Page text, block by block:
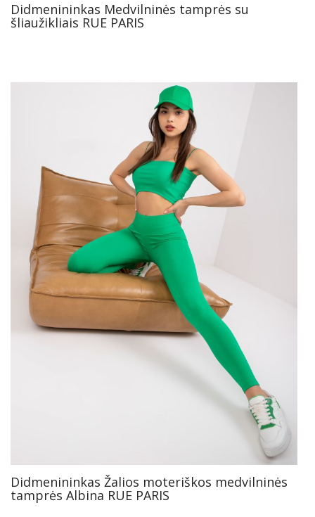
Didmenininkas Medvilninės tamprės su
šliaužikliais RUE PARIS
Didmenininkas Žalios moteriškos medvilninės
tamprės Albina RUE PARIS